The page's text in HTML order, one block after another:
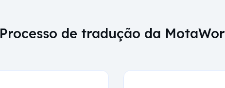
Processo de tradução da